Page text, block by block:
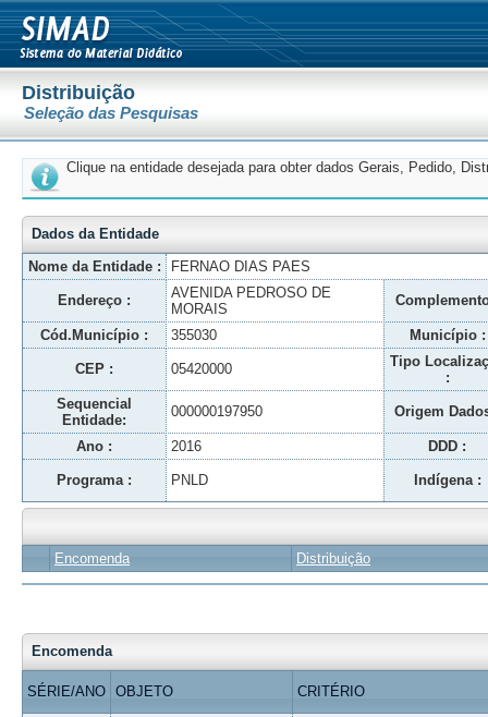
Distribuição
Seleção das Pesquisas
Clique na entidade desejada para obter dados Gerais, Pedido,
Dados da Entidade
Nome da Entidade :
FERNAO DIAS PAES
Endereço :
AVENIDA PEDROSO DE
MORAIS
Cód.Município : 355030 Município :
CEP : 05420000
Tipo
:
Sequencial
Entidade:
000000197950 Origem
Ano : 2016 DDD :
Programa : PNLD Indígena :
Encomenda Distribuição
Encomenda
SÉRIE/ANO OBJETO CRITÉRIO